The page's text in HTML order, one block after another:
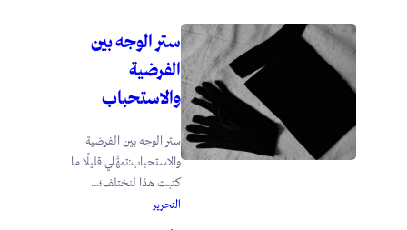
ستر الوجه بين
الفرضية
والاستحباب
ستر الوجه بين الفرضية
والاستحباب:تمهَّلي قليلًا ما
كتبت هذا لنختلف؛...
التحرير